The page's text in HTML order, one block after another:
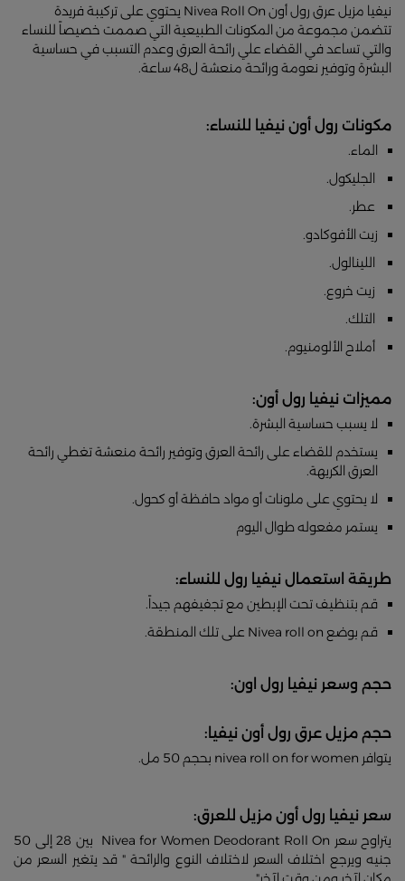
نيفيا مزيل عرق رول أون Nivea Roll On يحتوي على تركيبة فريدة
تتضمن مجموعة من المكونات الطبيعية التي صممت خصيصاً للنساء
والتي تساعد في القضاء علي رائحة العرق وعدم التسبب في حساسية
البشرة وتوفير نعومة ورائحة منعشة ل48 ساعة.
مكونات رول أون نيفيا للنساء:
الماء.
الجليكول.
عطر.
زيت الأفوكادو.
اللينالول.
زيت خروع.
التلك.
أملاح الألومنيوم.
مميزات نيفيا رول أون:
لا يسبب حساسية البشرة.
يستخدم للقضاء على رائحة العرق وتوفير رائحة منعشة تغطي رائحة
العرق الكريهة.
لا يحتوي على ملونات أو مواد حافظة أو كحول.
يستمر مفعوله طوال اليوم
طريقة استعمال نيفيا رول للنساء:
قم بتنظيف تحت الإبطين مع تجفيفهم جيداً.
قم بوضع Nivea roll on على تلك المنطقة.
حجم وسعر نيفيا رول اون:
حجم مزيل عرق رول أون نيفيا:
يتوافر nivea roll on for women بحجم 50 مل.
سعر نيفيا رول أون مزيل للعرق:
يتراوح سعر Nivea for Women Deodorant Roll On بين 28 إلى 50
جنيه ويرجع اختلاف السعر لاختلاف النوع والرائحة " قد يتغير السعر من